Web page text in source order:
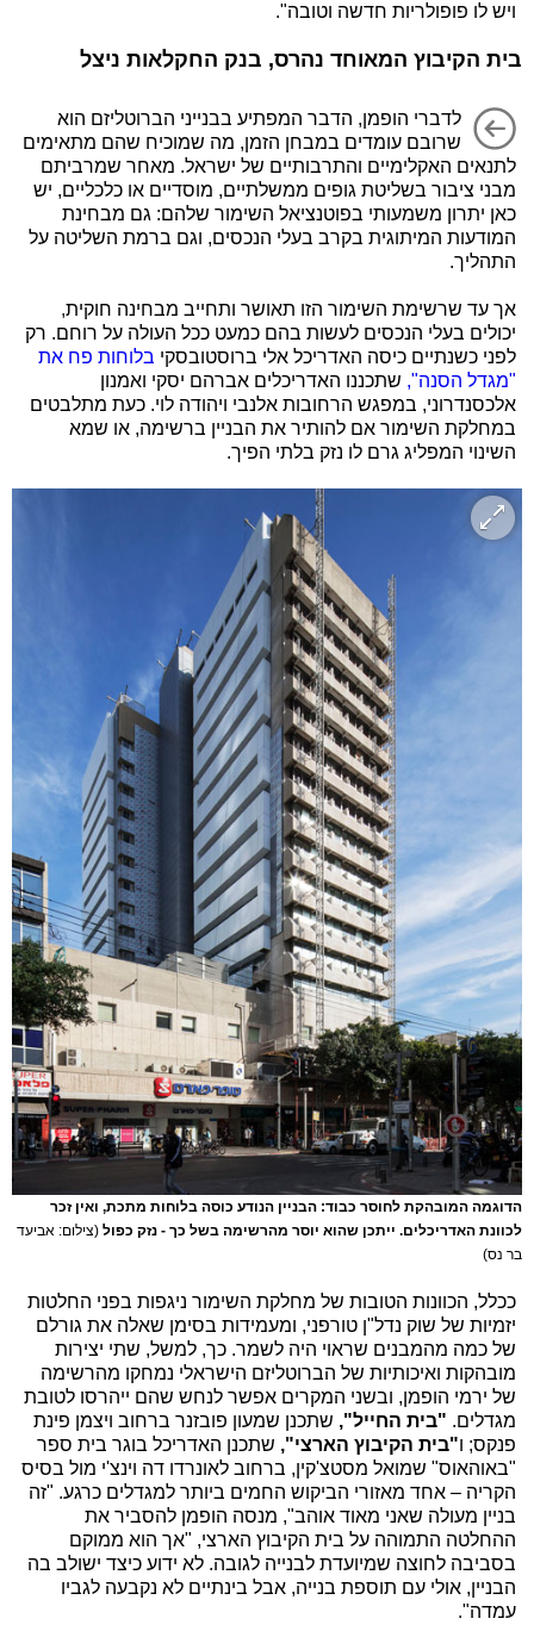
ויש לו פופולריות חדשה וטובה".
בית הקיבוץ המאוחד נהרס, בנק החקלאות ניצל
לדברי הופמן, הדבר המפתיע בבנייני הברוטליזם הוא
שרובם עומדים במבחן הזמן, מה שמוכיח שהם מתאימים
לתנאים האקלימיים והתרבותיים של ישראל. מאחר שמרביתם
מבני ציבור בשליטת גופים ממשלתיים, מוסדיים או כלכליים, יש
כאן יתרון משמעותי בפוטנציאל השימור שלהם: גם מבחינת
המודעות המיתוגית בקרב בעלי הנכסים, וגם ברמת השליטה על
התהליך.
אך עד שרשימת השימור הזו תאושר ותחייב מבחינה חוקית,
יכולים בעלי הנכסים לעשות בהם כמעט ככל העולה על רוחם. רק
לפני כשנתיים כיסה האדריכל אלי ברוסטובסקי בלוחות פח את
"מגדל הסנה", שתכננו האדריכלים אברהם יסקי ואמנון
אלכסנדרוני, במפגש הרחובות אלנבי ויהודה לוי. כעת מתלבטים
במחלקת השימור אם להותיר את הבניין ברשימה, או שמא
השינוי המפליג גרם לו נזק בלתי הפיך.
הדוגמה המובהקת לחוסר כבוד: הבניין הנודע כוסה בלוחות מתכת, ואין זכר
לכוונת האדריכלים. ייתכן שהוא יוסר מהרשימה בשל כך - נזק כפול (צילום: אביעד
בר נס)
ככלל, הכוונות הטובות של מחלקת השימור ניגפות בפני החלטות
יזמיות של שוק נדל"ן טורפני, ומעמידות בסימן שאלה את גורלם
של כמה מהמבנים שראוי היה לשמר. כך, למשל, שתי יצירות
מובהקות ואיכותיות של הברוטליזם הישראלי נמחקו מהרשימה
של ירמי הופמן, ובשני המקרים אפשר לנחש שהם ייהרסו לטובת
מגדלים. "בית החייל", שתכנן שמעון פובזנר ברחוב ויצמן פינת
פנקס; ו"בית הקיבוץ הארצי", שתכנן האדריכל בוגר בית ספר
"באוהאוס" שמואל מסטצ'קין, ברחוב לאונרדו דה וינצ'י מול בסיס
הקריה – אחד מאזורי הביקוש החמים ביותר למגדלים כרגע. "זה
בניין מעולה שאני מאוד אוהב", מנסה הופמן להסביר את
ההחלטה התמוהה על בית הקיבוץ הארצי, "אך הוא ממוקם
בסביבה לחוצה שמיועדת לבנייה לגובה. לא ידוע כיצד ישולב בה
הבניין, אולי עם תוספת בנייה, אבל בינתיים לא נקבעה לגביו
עמדה".